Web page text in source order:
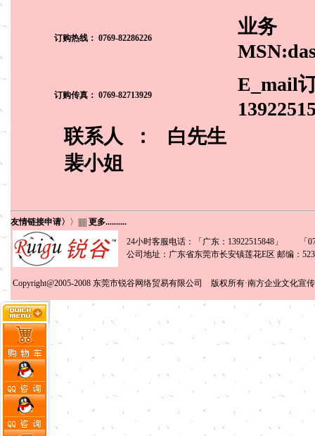
订购热线： 0769-82286226
业务
订购传真： 0769-82713929
E_mail
联系人 ：
白先生
裴小姐
友情链接申请〉 〉
更多..........
24小时客服电话：「广东：13922515848」 「
公司地址：广东省东莞市长安镇莲花E区 邮编：
Copyright@2005-2008 东莞市锐谷网络贸易有限公司 版权所有·南方企业文化宣